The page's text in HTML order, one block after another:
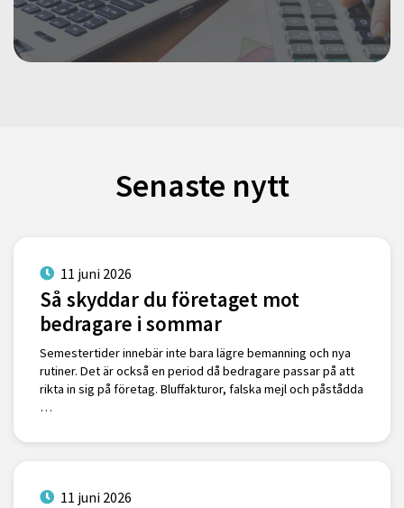
Senaste nytt
11 juni 2026
Så skyddar du företaget mot
bedragare i sommar
Semestertider innebär inte bara lägre bemanning och nya
rutiner. Det är också en period då bedragare passar på att
rikta in sig på företag. Bluffakturor, falska mejl och påstådda
…
11 juni 2026